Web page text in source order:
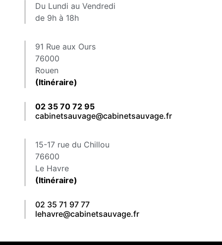
Du Lundi au Vendredi
de 9h à 18h
91 Rue aux Ours
76000
Rouen
(Itinéraire)
02 35 70 72 95
cabinetsauvage@cabinetsauvage.fr
15-17 rue du Chillou
76600
Le Havre
(Itinéraire)
02 35 71 97 77
lehavre@cabinetsauvage.fr